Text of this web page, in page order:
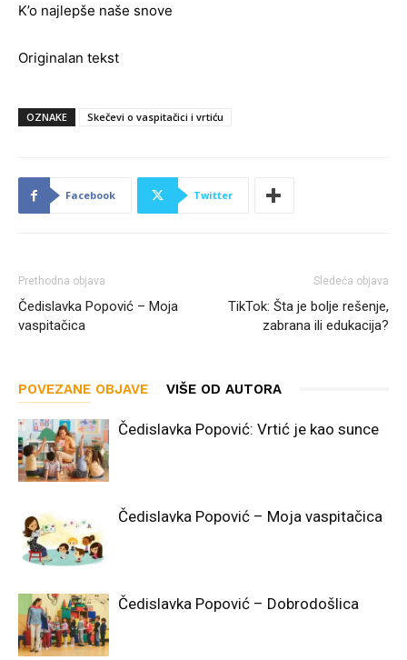
K’o najlepše naše snove
Originalan tekst
OZNAKE Skečevi o vaspitačici i vrtiću
Facebook Twitter
Prethodna objava
Čedislavka Popović – Moja
vaspitačica
Sledeća objava
TikTok: Šta je bolje rešenje,
zabrana ili edukacija?
POVEZANE OBJAVE VIŠE OD AUTORA
Čedislavka Popović: Vrtić je kao sunce
Čedislavka Popović – Moja vaspitačica
Čedislavka Popović – Dobrodošlica